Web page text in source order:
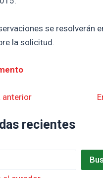
se resolverán
la solicitud.
anterior
recientes